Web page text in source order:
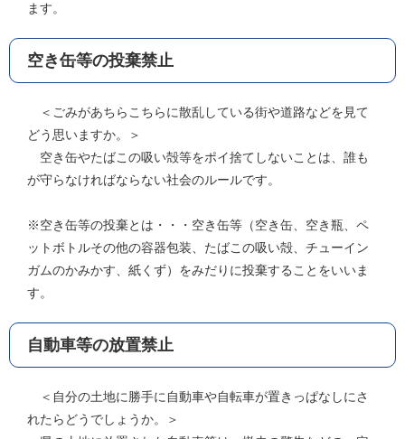
ます。
空き缶等の投棄禁止
＜ごみがあちらこちらに散乱している街や道路などを見て
どう思いますか。＞
空き缶やたばこの吸い殻等をポイ捨てしないことは、誰も
が守らなければならない社会のルールです。
※空き缶等の投棄とは・・・空き缶等（空き缶、空き瓶、ペ
ットボトルその他の容器包装、たばこの吸い殻、チューイン
ガムのかみかす、紙くず）をみだりに投棄することをいいま
す。
自動車等の放置禁止
＜自分の土地に勝手に自動車や自転車が置きっぱなしにさ
れたらどうでしょうか。＞